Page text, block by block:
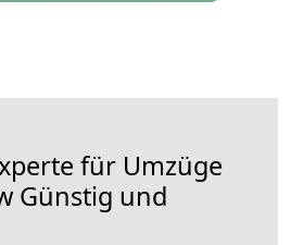
für Umzüge
Günstig und